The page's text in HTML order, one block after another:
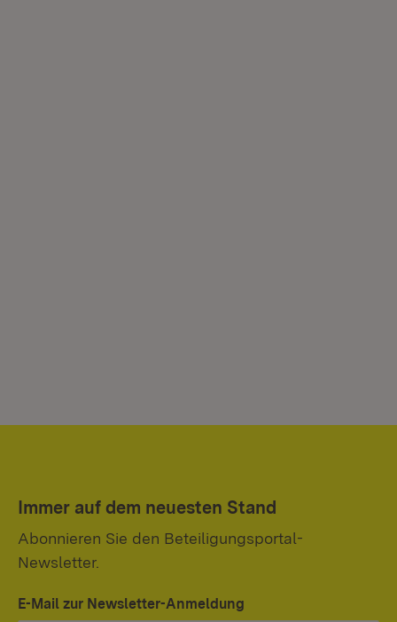
Immer auf dem neuesten Stand
Abonnieren Sie den Beteiligungsportal-
Newsletter.
E-Mail zur Newsletter-Anmeldung